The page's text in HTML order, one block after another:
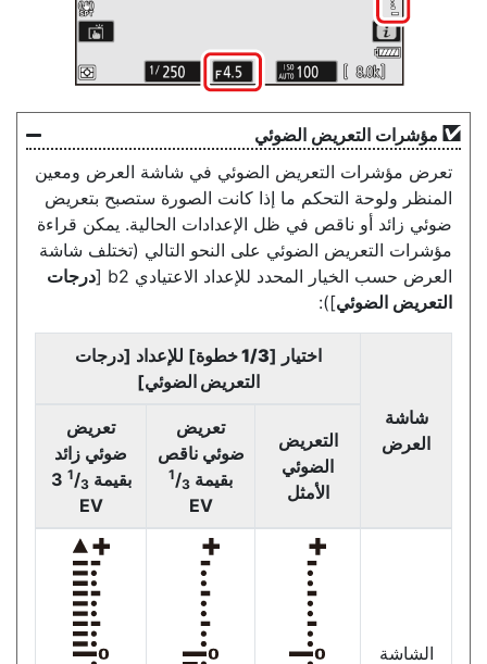
مؤشرات التعريض الضوئي
تعرض مؤشرات التعريض الضوئي في شاشة العرض ومعين
المنظر ولوحة التحكم ما إذا كانت الصورة ستصبح بتعريض
ضوئي زائد أو ناقص في ظل الإعدادات الحالية. يمكن قراءة
مؤشرات التعريض الضوئي على النحو التالي (تختلف شاشة
العرض حسب الخيار المحدد للإعداد الاعتيادي b2 [
درجات
التعريض الضوئي]):
شاشة
العرض
اختيار [1‎/3 خطوة ] للإعداد [درجات
التعريض الضوئي]
التعريض
الضوئي
الأمثل
تعريض
ضوئي ناقص
بقيمة
1‎/3
‏EV
تعريض
ضوئي زائد
بقيمة ‎3
1‎/3
‏EV
الشاشة